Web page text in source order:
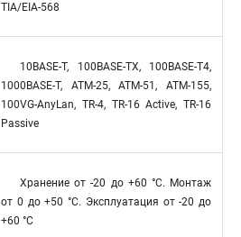
TIA/EIA-568
10BASE-T, 100BASE-TX, 100BASE-T4,
1000BASE-T, ATM-25, ATM-51, ATM-155,
100VG-AnyLan, TR-4, TR-16 Active, TR-16
Passive
Хранение от -20 до +60 °C. Монтаж
от 0 до +50 °C. Эксплуатация от -20 до
+60 °C